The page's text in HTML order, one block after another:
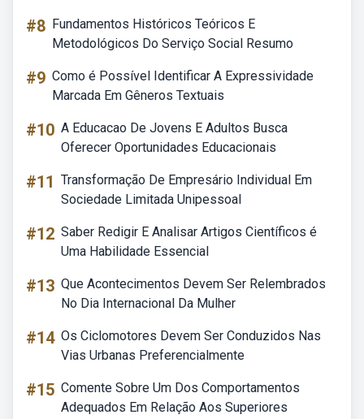
#8 Fundamentos Históricos Teóricos E
Metodológicos Do Serviço Social Resumo
#9 Como é Possível Identificar A Expressividade
Marcada Em Gêneros Textuais
#10 A Educacao De Jovens E Adultos Busca
Oferecer Oportunidades Educacionais
#11 Transformação De Empresário Individual Em
Sociedade Limitada Unipessoal
#12 Saber Redigir E Analisar Artigos Científicos é
Uma Habilidade Essencial
#13 Que Acontecimentos Devem Ser Relembrados
No Dia Internacional Da Mulher
#14 Os Ciclomotores Devem Ser Conduzidos Nas
Vias Urbanas Preferencialmente
#15 Comente Sobre Um Dos Comportamentos
Adequados Em Relação Aos Superiores